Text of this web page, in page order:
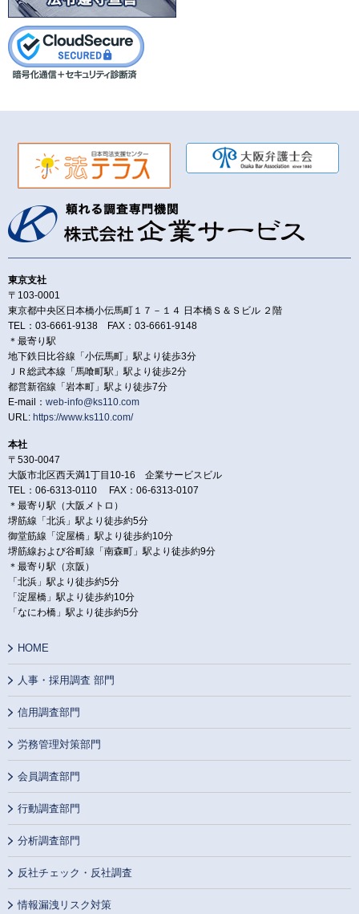
東京支社
〒103-0001
東京都中央区日本橋小伝馬町１７－１４ 日本橋Ｓ＆Ｓビル ２階
TEL：03-6661-9138 FAX：03-6661-9148
＊最寄り駅
地下鉄日比谷線「小伝馬町」駅より徒歩3分
ＪＲ総武本線「馬喰町駅」駅より徒歩2分
都営新宿線「岩本町」駅より徒歩7分
E-mail： web-info@ks110.com
URL: https://www.ks110.com/
本社
〒530-0047
大阪市北区西天満1丁目10-16 企業サービスビル
TEL：06-6313-0110 FAX：06-6313-0107
＊最寄り駅（大阪メトロ）
堺筋線「北浜」駅より徒歩約5分
御堂筋線「淀屋橋」駅より徒歩約10分
堺筋線および谷町線「南森町」駅より徒歩約9分
＊最寄り駅（京阪）
「北浜」駅より徒歩約5分
「淀屋橋」駅より徒歩約10分
「なにわ橋」駅より徒歩約5分
HOME
人事・採用調査 部門
信用調査部門
労務管理対策部門
会員調査部門
行動調査部門
分析調査部門
反社チェック・反社調査
情報漏洩リスク対策